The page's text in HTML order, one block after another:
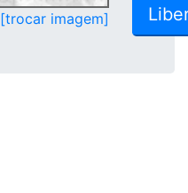
[trocar imagem]